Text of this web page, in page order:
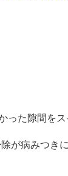
った隙間を
が病みつきに